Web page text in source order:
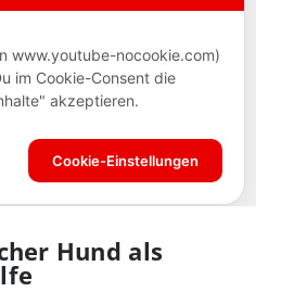
Hund als